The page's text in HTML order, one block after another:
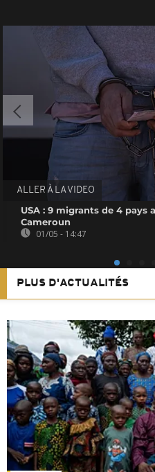
ALLER À LA VIDEO
USA : 9 migrants de 4 pays
Cameroun
01/05 - 14:47
PLUS D'ACTUALITÉS